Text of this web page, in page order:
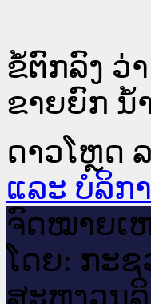
ຂໍ້ຕົກລົງ ວ່
ຂາຍຍົກ ນ້
ດາວໂຫຼດ
ແລະ ບໍລິກ
ຈົດ​ໝາຍ​ເ
ໂດຍ: ກະ​ຊ
ສະ​ຫງວນ​